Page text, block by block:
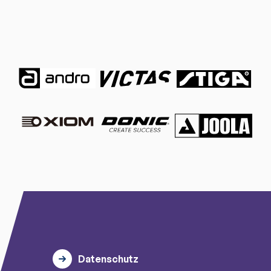
Datenschutz